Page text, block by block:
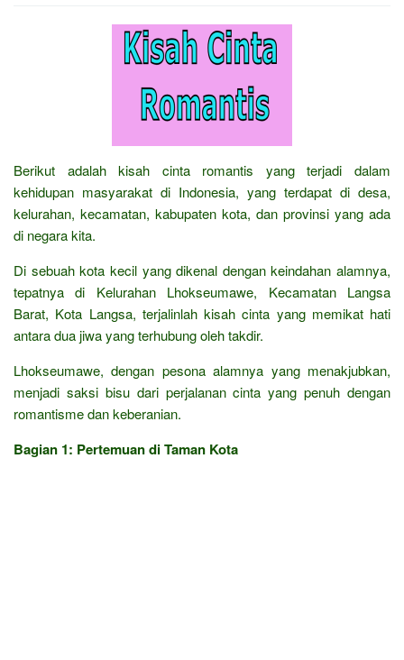
Berikut adalah kisah cinta romantis yang terjadi dalam
kehidupan masyarakat di Indonesia, yang terdapat di desa,
kelurahan, kecamatan, kabupaten kota, dan provinsi yang ada
di negara kita.
Di sebuah kota kecil yang dikenal dengan keindahan alamnya,
tepatnya di Kelurahan Lhokseumawe, Kecamatan Langsa
Barat, Kota Langsa, terjalinlah kisah cinta yang memikat hati
antara dua jiwa yang terhubung oleh takdir.
Lhokseumawe, dengan pesona alamnya yang menakjubkan,
menjadi saksi bisu dari perjalanan cinta yang penuh dengan
romantisme dan keberanian.
Bagian 1: Pertemuan di Taman Kota